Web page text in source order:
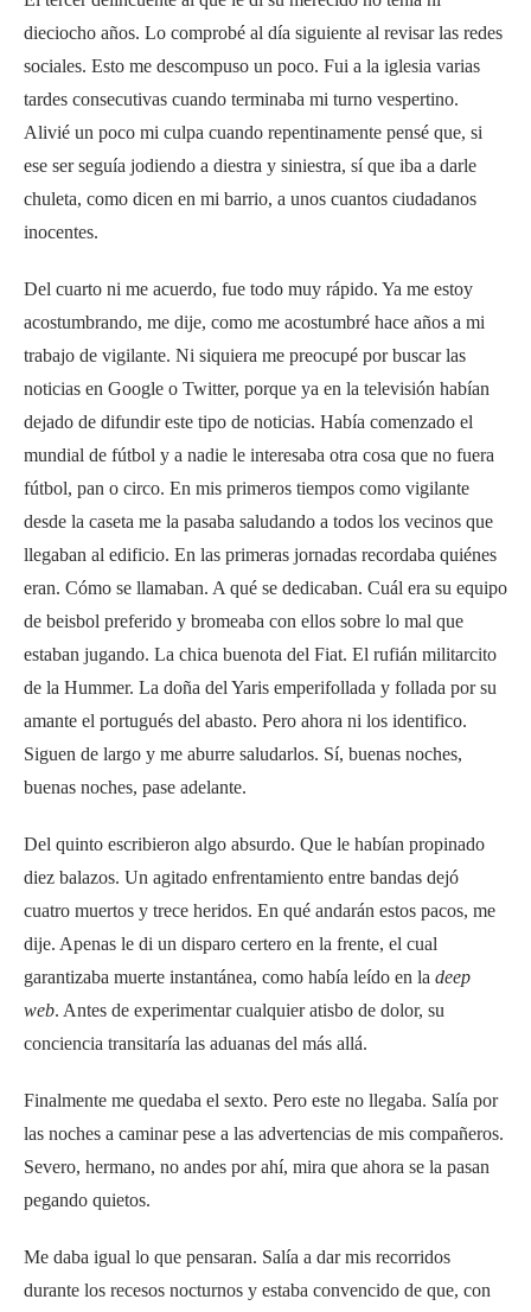
dieciocho años. Lo comprobé al día siguiente al revisar las redes
sociales. Esto me descompuso un poco. Fui a la iglesia varias
tardes consecutivas cuando terminaba mi turno vespertino.
Alivié un poco mi culpa cuando repentinamente pensé que, si
ese ser seguía jodiendo a diestra y siniestra, sí que iba a darle
chuleta, como dicen en mi barrio, a unos cuantos ciudadanos
inocentes.
Del cuarto ni me acuerdo, fue todo muy rápido. Ya me estoy
acostumbrando, me dije, como me acostumbré hace años a mi
trabajo de vigilante. Ni siquiera me preocupé por buscar las
noticias en Google o Twitter, porque ya en la televisión habían
dejado de difundir este tipo de noticias. Había comenzado el
mundial de fútbol y a nadie le interesaba otra cosa que no fuera
fútbol, pan o circo. En mis primeros tiempos como vigilante
desde la caseta me la pasaba saludando a todos los vecinos que
llegaban al edificio. En las primeras jornadas recordaba quiénes
eran. Cómo se llamaban. A qué se dedicaban. Cuál era su equipo
de beisbol preferido y bromeaba con ellos sobre lo mal que
estaban jugando. La chica buenota del Fiat. El rufián militarcito
de la Hummer. La doña del Yaris emperifollada y follada por su
amante el portugués del abasto. Pero ahora ni los identifico.
Siguen de largo y me aburre saludarlos. Sí, buenas noches,
buenas noches, pase adelante.
Del quinto escribieron algo absurdo. Que le habían propinado
diez balazos. Un agitado enfrentamiento entre bandas dejó
cuatro muertos y trece heridos. En qué andarán estos pacos, me
dije. Apenas le di un disparo certero en la frente, el cual
garantizaba muerte instantánea, como había leído en la deep
web. Antes de experimentar cualquier atisbo de dolor, su
conciencia transitaría las aduanas del más allá.
Finalmente me quedaba el sexto. Pero este no llegaba. Salía por
las noches a caminar pese a las advertencias de mis compañeros.
Severo, hermano, no andes por ahí, mira que ahora se la pasan
pegando quietos.
Me daba igual lo que pensaran. Salía a dar mis recorridos
durante los recesos nocturnos y estaba convencido de que, con